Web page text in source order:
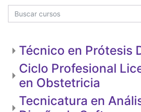
Buscar cursos
Técnico en Prótesis
Ciclo Profesional
en Obstetricia
Tecnicatura en